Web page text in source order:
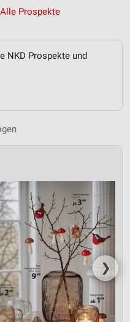
Alle Prospekte
NKD Prospekte und
❯